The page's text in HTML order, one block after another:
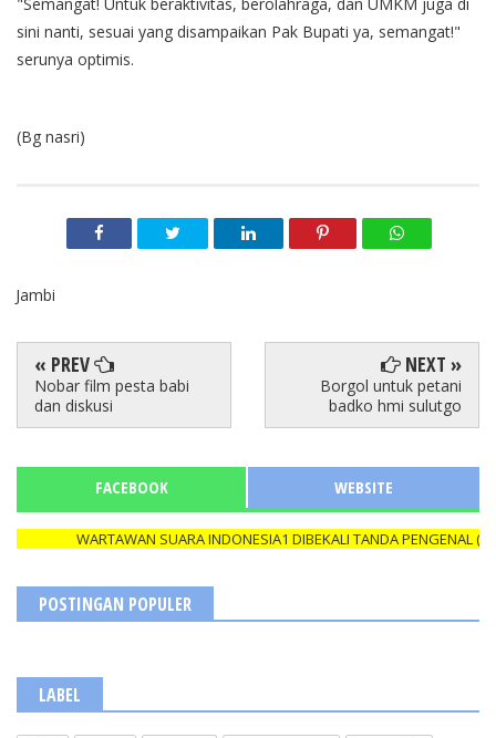
sini nanti, sesuai yang disampaikan Pak Bupati ya, semangat!"
serunya optimis.
(Bg nasri)
Jambi
« PREV
Nobar film pesta babi
dan diskusi
NEXT »
Borgol untuk petani
badko hmi sulutgo
FACEBOOK WEBSITE
WARTAWAN SUARA INDONESIA1 DIBEKALI TANDA PENGENAL (ID
POSTINGAN POPULER
LABEL